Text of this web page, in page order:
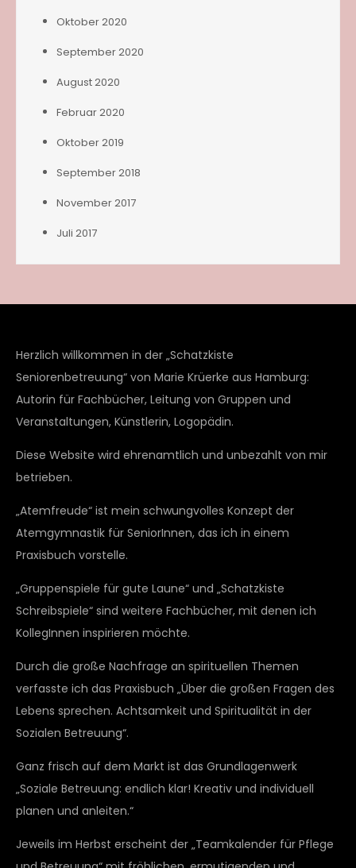
Oktober 2020
September 2020
August 2020
Februar 2020
Oktober 2019
September 2018
November 2017
Juli 2017
Herzlich willkommen in der „Schatzkiste
Seniorenbetreuung“ von Marie Krüerke aus Hamburg:
Autorin für Fachbücher, Leitung von Gruppen und
Veranstaltungen, Künstlerin, Logopädin.
Diese Website wird ehrenamtlich und unbezahlt von mir
betrieben.
„Atemfreude“ ist mein schwungvolles Konzept der
Atemgymnastik für SeniorInnen, das ich in einem
Praxisbuch vorstelle.
„Gruppenspiele für gute Laune“ und „Schatzkiste
Schreibspiele“ sind weitere Fachbücher, mit denen ich
KollegInnen inspirieren möchte.
Durch die große Nachfrage an spirituellen Themen
verfasste ich das Praxisbuch „Über die großen Fragen des
Lebens sprechen. Achtsamkeit und Spiritualität in der
Sozialen Betreuung“.
Ganz frisch auf dem Markt ist das Grundlagenwerk
„Soziale Betreuung: endlich klar! Kreativ und individuell
planen und anleiten.“
Jeweils im Herbst erscheint der „Teamkalender für Pflege